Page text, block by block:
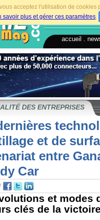
acceptez l'utilisation de
savoir plus et gérer ces paramètres.
accueil
DES ENTREPRISES
et de
entre
Car
et modes
clés de la